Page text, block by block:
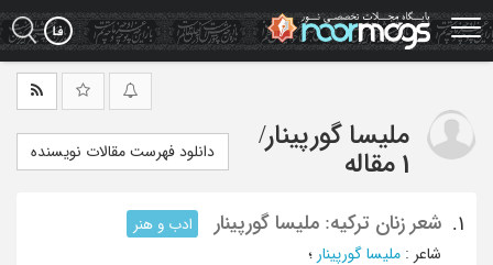
Skip
to
main
ملیسا گورپینار/
1 مقاله
دانلود فهرست مقالات نویسنده
1. شعر زنان ترکیه: ملیسا گورپینار
ادب و هنر
شاعر : ملیسا گورپینار ؛